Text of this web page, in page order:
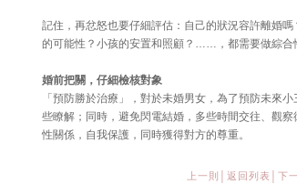
記住，再忿怒也要仔細評估：自己的狀況容許離婚
的可能性？小孩的安置和照顧？……，都需要做綜合
婚前把關，仔細檢核對象
「預防勝於治療」，對於未婚男女，為了預防未來
些瞭解；同時，避免閃電結婚，多些時間交往、觀
性關係，自我保護，同時獲得對方的尊重。
上一則 返回列表 下